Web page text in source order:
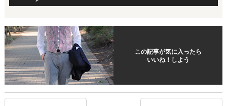
この記事が気に入ったら
いいね！しよう